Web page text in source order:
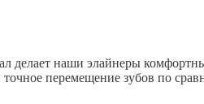
делает наши элайнеры
перемещение зубов по